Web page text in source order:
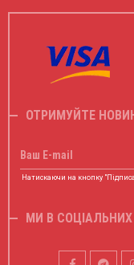
ОТРИМУЙТЕ
Ваш E-mail
Натискаючи на кнопку
МИ В